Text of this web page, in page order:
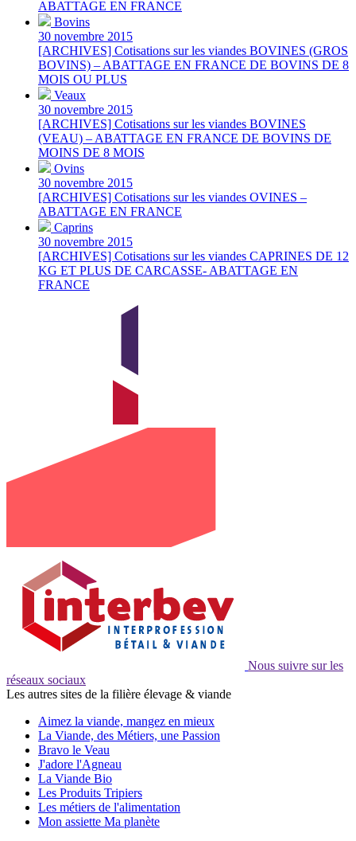
ABATTAGE EN FRANCE
Bovins
30 novembre 2015
[ARCHIVES] Cotisations sur les viandes BOVINES (GROS
BOVINS) – ABATTAGE EN FRANCE DE BOVINS DE 8
MOIS OU PLUS
Veaux
30 novembre 2015
[ARCHIVES] Cotisations sur les viandes BOVINES
(VEAU) – ABATTAGE EN FRANCE DE BOVINS DE
MOINS DE 8 MOIS
Ovins
30 novembre 2015
[ARCHIVES] Cotisations sur les viandes OVINES –
ABATTAGE EN FRANCE
Caprins
30 novembre 2015
[ARCHIVES] Cotisations sur les viandes CAPRINES DE 12
KG ET PLUS DE CARCASSE- ABATTAGE EN
FRANCE
Nous suivre sur les
réseaux sociaux
Les autres sites de la filière élevage & viande
Aimez la viande, mangez en mieux
La Viande, des Métiers, une Passion
Bravo le Veau
J'adore l'Agneau
La Viande Bio
Les Produits Tripiers
Les métiers de l'alimentation
Mon assiette Ma planète